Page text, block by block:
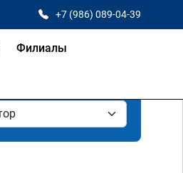
+7 (986) 089-04-39
Филиалы